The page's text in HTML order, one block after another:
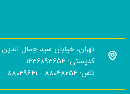
تهران، خیابان سید جمال الدین
کدپستی: 1436893654
تلفن: 88048254 - 88039641 - 88039651 (021)